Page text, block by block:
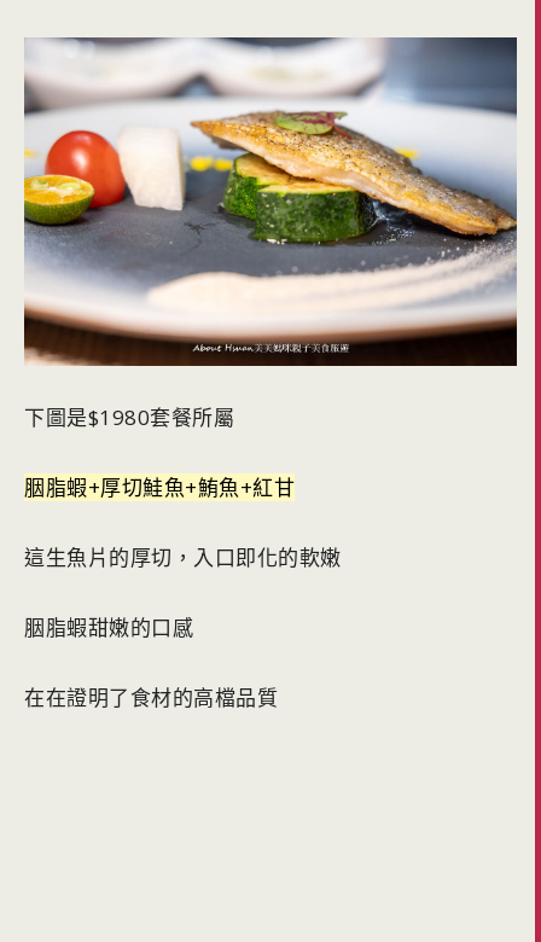
下圖是$1980套餐所屬
胭脂蝦+厚切鮭魚+鮪魚+紅甘
這生魚片的厚切，入口即化的軟嫩
胭脂蝦甜嫩的口感
在在證明了食材的高檔品質